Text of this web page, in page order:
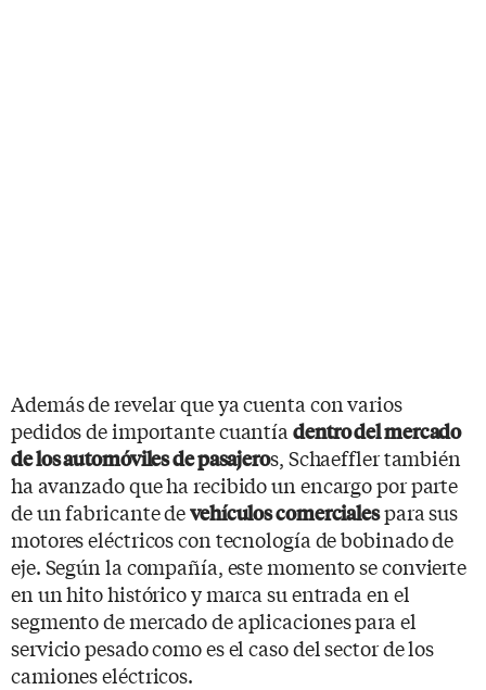
Además de revelar que ya cuenta con varios
pedidos de importante cuantía dentro del mercado
de los automóviles de pasajeros, Schaeffler también
ha avanzado que ha recibido un encargo por parte
de un fabricante devehículos comercialespara sus
motores eléctricos con tecnología de bobinado de
eje. Según la compañía, este momento se convierte
en un hito histórico y marca su entrada en el
segmento de mercado de aplicaciones para el
servicio pesado como es el caso del sector de los
camiones eléctricos.